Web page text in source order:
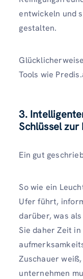
entwickeln und
gestalten.
Tools wie
3.
Schlüssel
Ein gut
So wie ein
Ufer führt,
darüber, was
Sie daher Zeit
Zuschauer
unternehmen